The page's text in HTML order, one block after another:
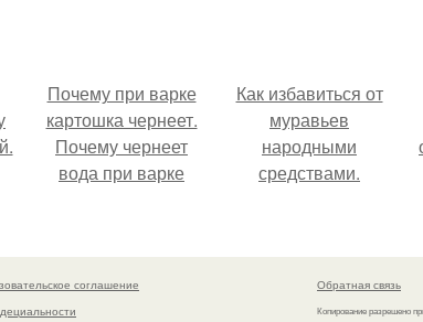
Почему при варке
картошка чернеет.
Почему чернеет
вода при варке
Как избавиться от
муравьев
народными
средствами.
муравьев
соглашение
Обратная связь
Копирование разрешено